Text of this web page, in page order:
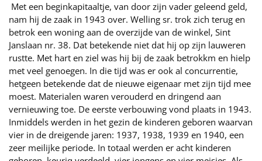
Met een beginkapitaaltje, van door zijn vader geleend geld,
nam hij de zaak in 1943 over. Welling sr. trok zich terug en
betrok een woning aan de overzijde van de winkel, Sint
Janslaan nr. 38. Dat betekende niet dat hij op zijn lauweren
rustte. Met hart en ziel was hij bij de zaak betrokkm en hielp
met veel genoegen. In die tijd was er ook al concurrentie,
hetgeen betekende dat de nieuwe eigenaar met zijn tijd mee
moest. Materialen waren verouderd en dringend aan
vernieuwing toe. De eerste verbouwing vond plaats in 1943.
Inmiddels werden in het gezin de kinderen geboren waarvan
vier in de dreigende jaren: 1937, 1938, 1939 en 1940, een
zeer meilijke periode. In totaal werden er acht kinderen